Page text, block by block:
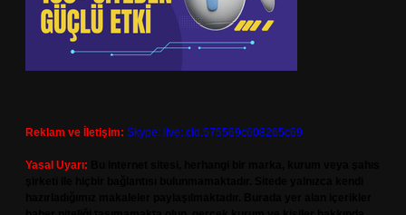
Reklam ve İletişim: Skype: live:.cid.575569c608265c69
Yasal Uyarı: